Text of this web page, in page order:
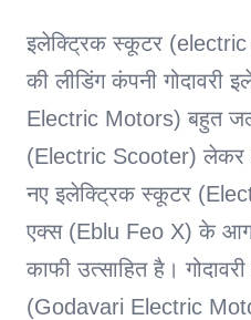
इलेक्ट्रिक स्कूटर (electric
की लीडिंग कंपनी गोदावरी
Electric Motors) बहुत
(Electric Scooter) लेकर
नए इलेक्ट्रिक स्कूटर
एक्स (Eblu Feo X) के
काफी उत्साहित है।
(Godavari Electric